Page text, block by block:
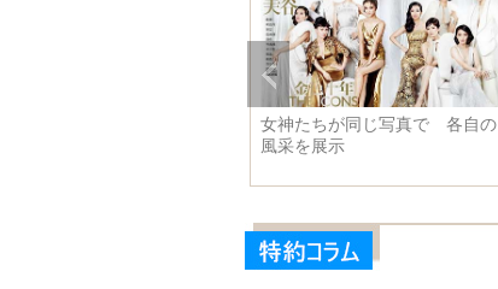
女神たちが同じ写真で 各自の
風采を展示